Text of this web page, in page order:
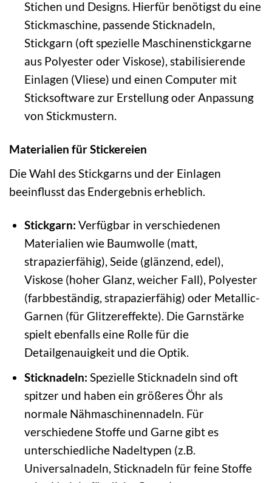
Stichen und Designs. Hierfür benötigst du eine
Stickmaschine, passende Sticknadeln,
Stickgarn (oft spezielle Maschinenstickgarne
aus Polyester oder Viskose), stabilisierende
Einlagen (Vliese) und einen Computer mit
Sticksoftware zur Erstellung oder Anpassung
von Stickmustern.
Materialien für Stickereien
Die Wahl des Stickgarns und der Einlagen
beeinflusst das Endergebnis erheblich.
Stickgarn: Verfügbar in verschiedenen
Materialien wie Baumwolle (matt,
strapazierfähig), Seide (glänzend, edel),
Viskose (hoher Glanz, weicher Fall), Polyester
(farbbeständig, strapazierfähig) oder Metallic-
Garnen (für Glitzereffekte). Die Garnstärke
spielt ebenfalls eine Rolle für die
Detailgenauigkeit und die Optik.
Sticknadeln: Spezielle Sticknadeln sind oft
spitzer und haben ein größeres Öhr als
normale Nähmaschinennadeln. Für
verschiedene Stoffe und Garne gibt es
unterschiedliche Nadeltypen (z.B.
Universalnadeln, Sticknadeln für feine Stoffe